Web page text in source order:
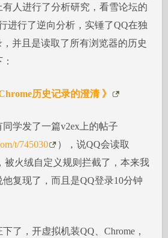
人进行了分析研究，看雪论坛的
进行了逆向分析，实锤了QQ在独
，并且是读取了所有浏览器的历史
历史记录的澄清 》
学发了一篇v2ex上的帖子
t/745030
），说QQ会读取
被火绒自定义规则拦截了，本来我
复现了，而且是QQ登录10分钟
了，开虚拟机装QQ、Chrome，